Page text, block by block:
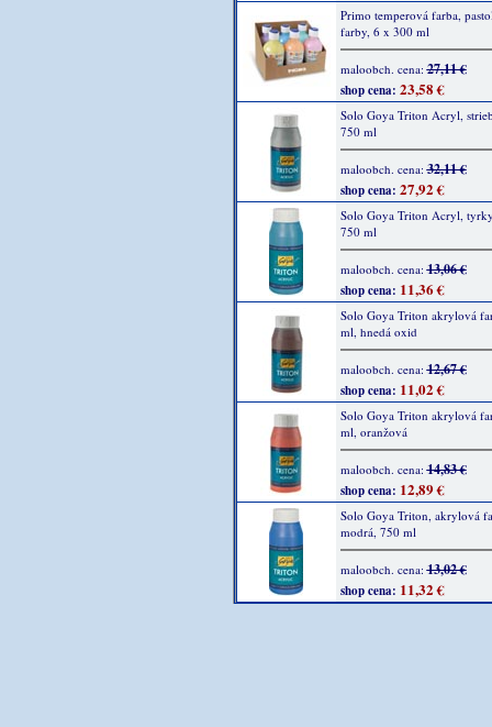
Primo temperová farba,
farby, 6 x 300 ml
maloobch. cena:27,11 €
shop cena: 23,58 €
Solo Goya Triton Acryl,
750 ml
maloobch. cena:32,11 €
shop cena: 27,92 €
Solo Goya Triton Acryl,
750 ml
maloobch. cena:13,06 €
shop cena: 11,36 €
Solo Goya Triton akrylová
ml, hnedá oxid
maloobch. cena:12,67 €
shop cena: 11,02 €
Solo Goya Triton akrylová
ml, oranžová
maloobch. cena:14,83 €
shop cena: 12,89 €
Solo Goya Triton, akrylová
modrá, 750 ml
maloobch. cena:13,02 €
shop cena: 11,32 €